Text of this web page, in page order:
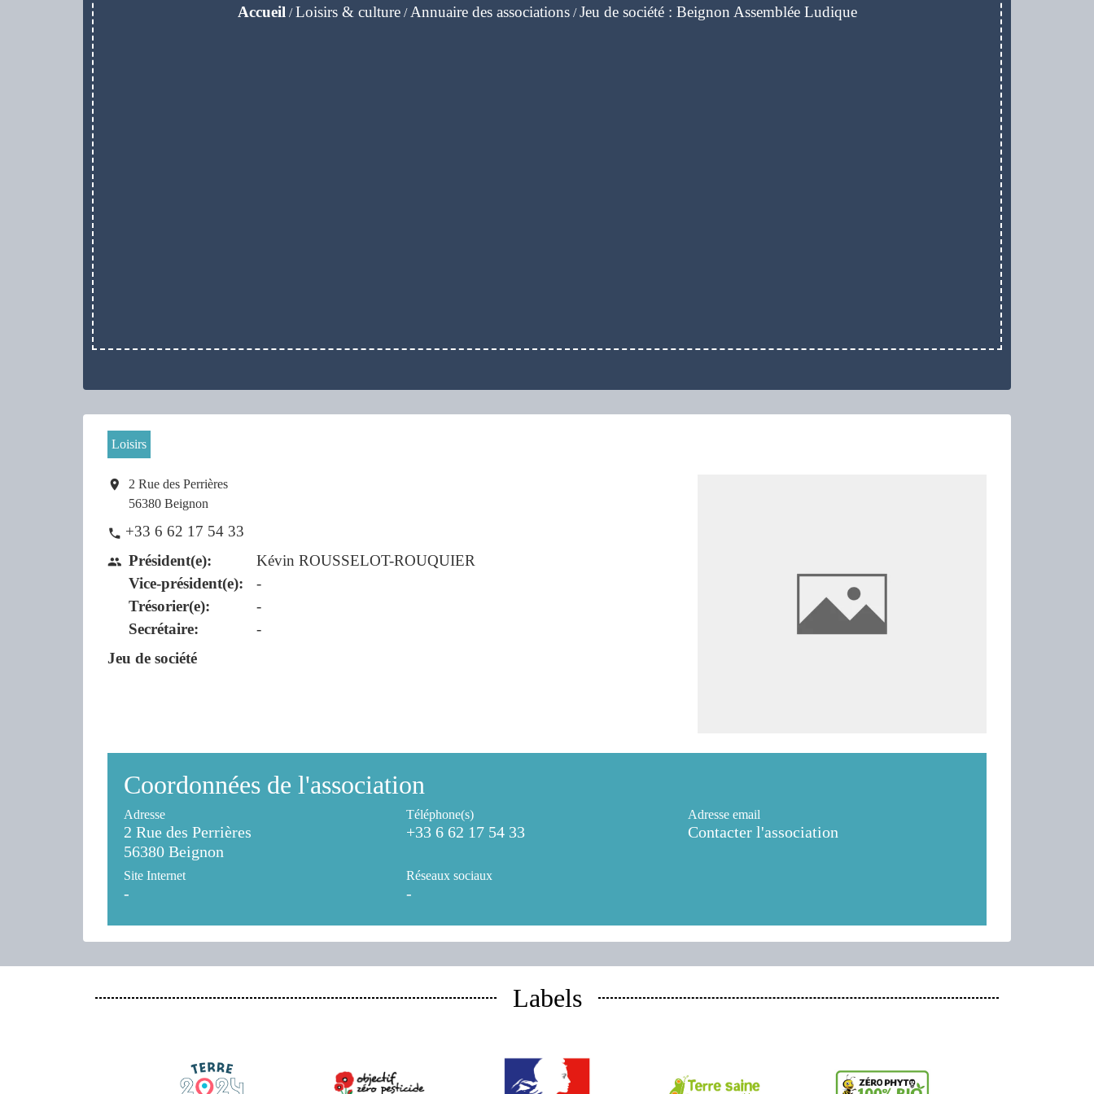
Accueil /Loisirs & culture/ Annuaire des associations/Jeu de société : Beignon Assemblée Ludique
Loisirs
location_on
2 Rue des Perrières
56380 Beignon
phone +33 6 62 17 54 33
people Président(e):
Vice-président(e):
Trésorier(e):
Secrétaire:
Kévin ROUSSELOT-ROUQUIER
-
-
-
Jeu de société
Coordonnées de l'association
Adresse
2 Rue des Perrières
56380 Beignon
Téléphone(s)
+33 6 62 17 54 33
Adresse email
Contacter l'association
Site Internet
-
Réseaux sociaux
-
Labels